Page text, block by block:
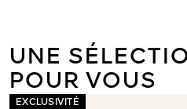
EXCLUSIVITÉ
UNE
POUR VOUS